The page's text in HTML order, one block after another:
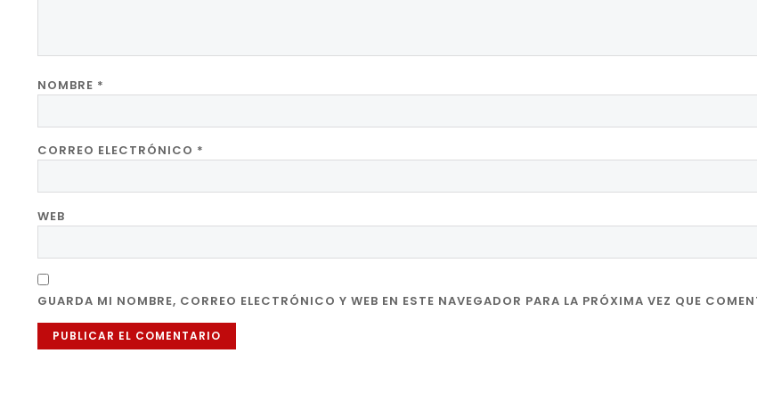
NOMBRE *
CORREO ELECTRÓNICO *
WEB
GUARDA MI NOMBRE, CORREO ELECTRÓNICO Y WEB EN ESTE NAVEGADOR PARA LA PRÓXIMA VEZ QUE